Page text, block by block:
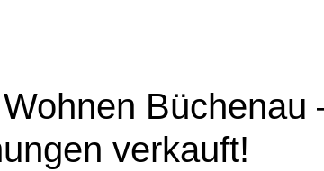
Büchenau
verkauft!